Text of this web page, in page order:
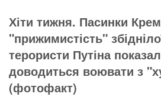
Хіти тижня. Пасинки
"прижимистість"
терористи Путіна
доводиться воювати з
(фотофакт)